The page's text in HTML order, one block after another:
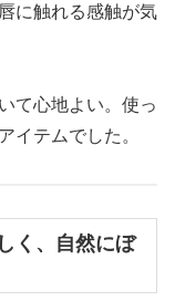
に触れる感触が気
て心地よい。使っ
イテムでした。
く、自然にぼ